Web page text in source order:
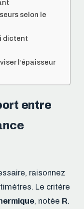
selon le
dictent
l’épaisseur
entre
raisonnez
Le critère
, notée R.